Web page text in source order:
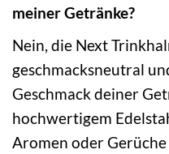
meiner Getränke?
Nein, die Next
geschmacksneutral
Geschmack deiner
hochwertigem
Aromen oder